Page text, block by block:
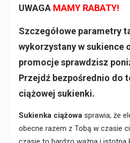
UWAGA MAMY RABATY!
Szczegółowe parametry
wykorzystany w sukience
promocje sprawdzisz
Przejdź bezpośrednio do
ciążowej sukienki.
Sukienka ciążowasprawia, że
obecne razem z Tobą w czasie